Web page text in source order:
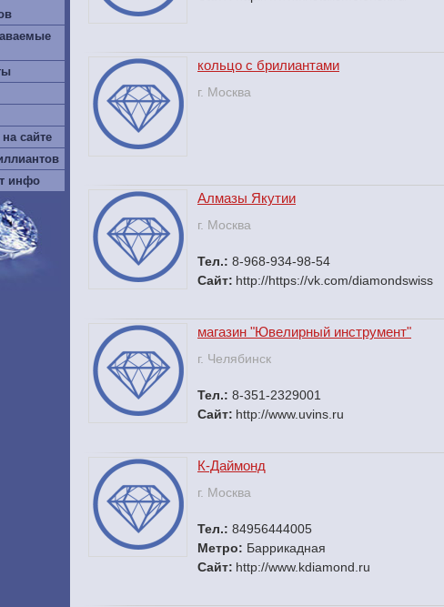
сайте
инфо
кольцо с брилиантами
г. Москва
Алмазы Якутии
г. Москва
Тел.: 8-968-934-98-54
Сайт: http://https://vk.com/diamondswiss
магазин "Ювелирный инструмент"
г. Челябинск
Тел.: 8-351-2329001
Сайт: http://www.uvins.ru
К-Даймонд
г. Москва
Тел.: 84956444005
Метро: Баррикадная
Сайт: http://www.kdiamond.ru